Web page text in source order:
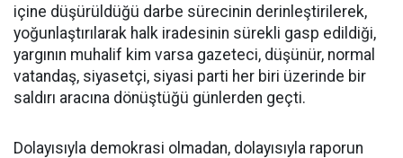
içine düşürüldüğü darbe sürecinin derinleştirilerek,
yoğunlaştırılarak halk iradesinin sürekli gasp edildiği,
yargının muhalif kim varsa gazeteci, düşünür, normal
vatandaş, siyasetçi, siyasi parti her biri üzerinde bir
saldırı aracına dönüştüğü günlerden geçti.
Dolayısıyla demokrasi olmadan, dolayısıyla raporun